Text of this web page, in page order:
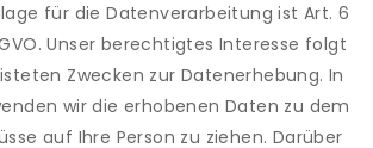
für die Datenverarbeitung ist Art. 6
Unser berechtigtes Interesse folgt
Zwecken zur Datenerhebung. In
wir die erhobenen Daten zu dem
auf Ihre Person zu ziehen. Darüber